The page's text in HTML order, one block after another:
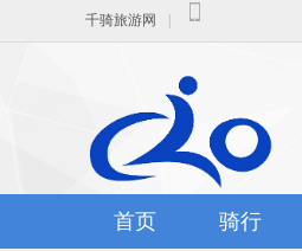
千骑旅游网
首页 骑行